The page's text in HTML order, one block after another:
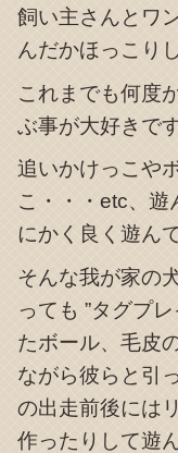
飼い主さんとワ
んだかほっこり
これまでも何度
ぶ事が大好きで
追いかけっこや
こ・・・etc、遊
にかく良く遊ん
そんな我が家の
っても ”タグプ
たボール、毛皮
ながら彼らと引
の出走前後には
作ったりして遊